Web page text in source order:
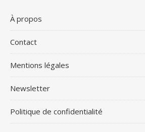
À propos
Contact
Mentions légales
Newsletter
Politique de confidentialité